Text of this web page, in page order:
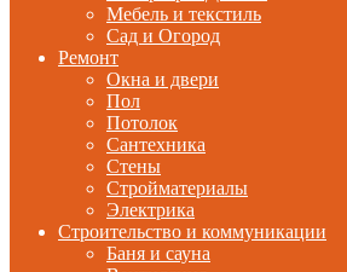
Мебель и текстиль
Сад и Огород
Ремонт
Окна и двери
Пол
Потолок
Сантехника
Стены
Стройматериалы
Электрика
Строительство и коммуникации
Баня и сауна